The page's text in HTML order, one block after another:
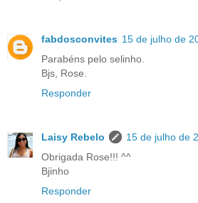
fabdosconvites 15 de julho de
Parabéns pelo selinho.
Bjs, Rose.
Responder
Laisy Rebelo
15 de julho de
Obrigada Rose!!! ^^
Bjinho
Responder